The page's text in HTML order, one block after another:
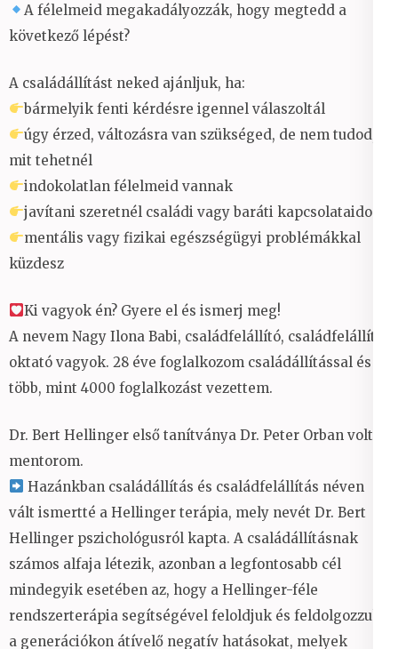
A félelmeid megakadályozzák, hogy megtedd a
következő lépést?
A családállítást neked ajánljuk, ha:
bármelyik fenti kérdésre igennel válaszoltál
úgy érzed, változásra van szükséged, de nem tudod,
mit tehetnél
indokolatlan félelmeid vannak
javítani szeretnél családi vagy baráti kapcsolataidon
mentális vagy fizikai egészségügyi problémákkal
küzdesz
Ki vagyok én? Gyere el és ismerj meg!
A nevem Nagy Ilona Babi, családfelállító, családfelállító
oktató vagyok. 28 éve foglalkozom családállítással és
több, mint 4000 foglalkozást vezettem.
Dr. Bert Hellinger első tanítványa Dr. Peter Orban volt a
mentorom.
Hazánkban családállítás és családfelállítás néven
vált ismertté a Hellinger terápia, mely nevét Dr. Bert
Hellinger pszichológusról kapta. A családállításnak
számos alfaja létezik, azonban a legfontosabb cél
mindegyik esetében az, hogy a Hellinger-féle
rendszerterápia segítségével feloldjuk és feldolgozzuk
a generációkon átívelő negatív hatásokat, melyek